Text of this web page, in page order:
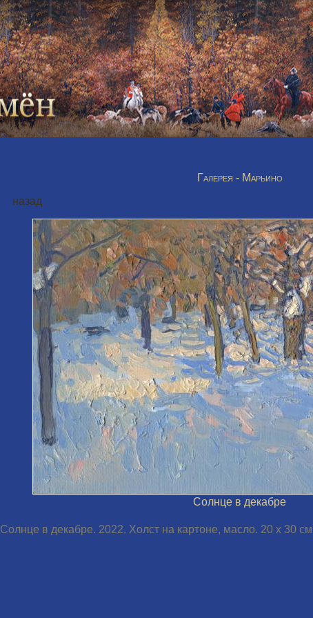
Галерея - Марьино
назад
Солнце в декабре
Солнце в декабре. 2022. Холст на картоне, масло. 20 х 30